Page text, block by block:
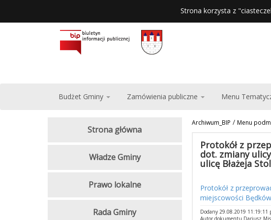
Strona korzysta z
Budżet Gminy Zamówienia publiczne Menu
Archiwum_BIP / Menu
Protokół z
dot. zmiany
ulicę Błażeja
Protokół z
miejscowości
Dodany 29.08.2019 11:19:11
Autor dokumentu Dariusz
Strona główna
Władze Gminy
Prawo lokalne
Rada Gminy